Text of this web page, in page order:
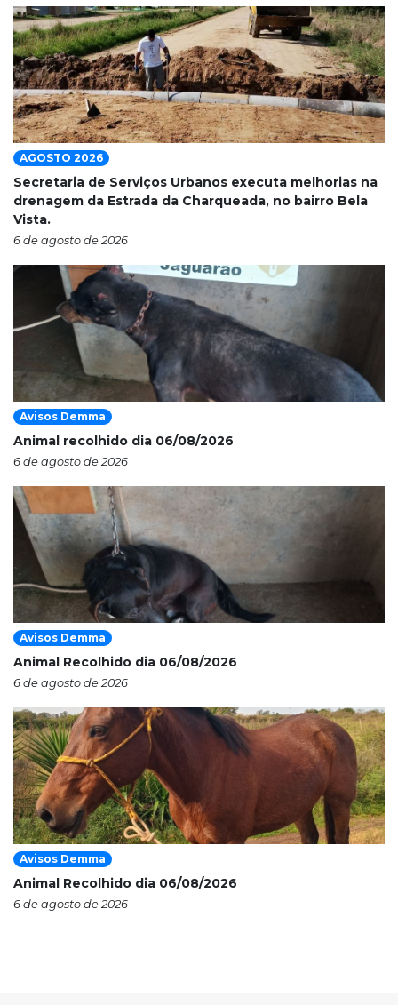
AGOSTO 2026
Secretaria de Serviços Urbanos executa melhorias na
drenagem da Estrada da Charqueada, no bairro Bela
Vista.
6 de agosto de 2026
Avisos Demma
Animal recolhido dia 06/08/2026
6 de agosto de 2026
Avisos Demma
Animal Recolhido dia 06/08/2026
6 de agosto de 2026
Avisos Demma
Animal Recolhido dia 06/08/2026
6 de agosto de 2026